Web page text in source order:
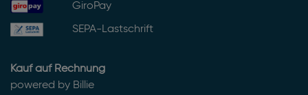
GiroPay
SEPA-Lastschrift
Kauf auf Rechnung
powered by Billie